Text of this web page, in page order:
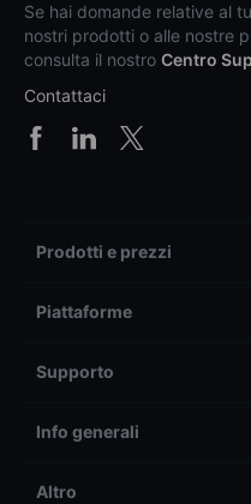
Se hai domande relative al
nostri prodotti o alle nostre
consulta il nostro Centro
Contattaci
Prodotti e prezzi
Piattaforme
Supporto
Info generali
Altro